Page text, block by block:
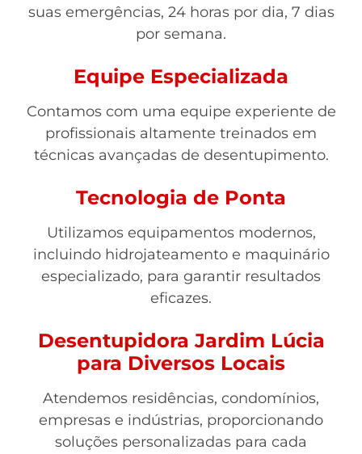
suas emergências, 24 horas por dia, 7 dias
por semana.
Equipe Especializada
Contamos com uma equipe experiente de
profissionais altamente treinados em
técnicas avançadas de desentupimento.
Tecnologia de Ponta
Utilizamos equipamentos modernos,
incluindo hidrojateamento e maquinário
especializado, para garantir resultados
eficazes.
Desentupidora Jardim Lúcia
para Diversos Locais
Atendemos residências, condomínios,
empresas e indústrias, proporcionando
soluções personalizadas para cada